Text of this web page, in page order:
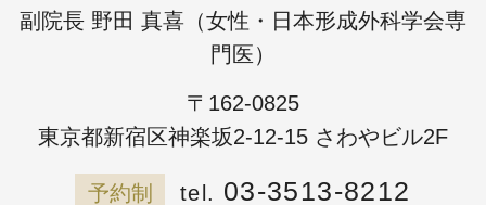
副院長 野田 真喜（女性・日本形成外科学会専
門医）
〒162-0825
東京都新宿区神楽坂2-12-15 さわやビル2F
予約制 03-3513-8212